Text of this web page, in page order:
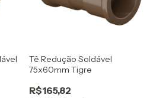
Tê Redução Soldável
75x60mm Tigre
R$165,82